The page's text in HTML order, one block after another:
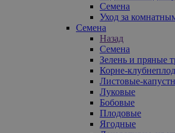
Семена
Уход за
Семена
Назад
Семена
Зелень и пряные
Корне-
Листовые-
Луковые
Бобовые
Плодовые
Ягодные